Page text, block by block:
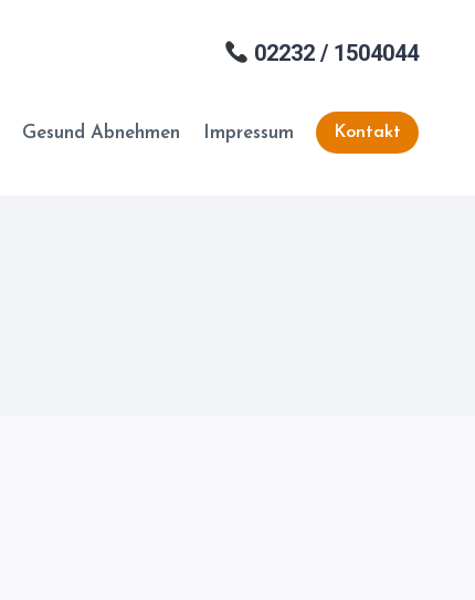
02232 / 1504044
Gesund Abnehmen Impressum Kontakt